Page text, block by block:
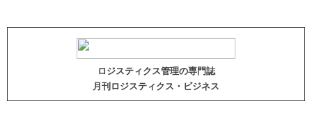
ロジスティクス管理の専門誌
月刊ロジスティクス・ビジネス